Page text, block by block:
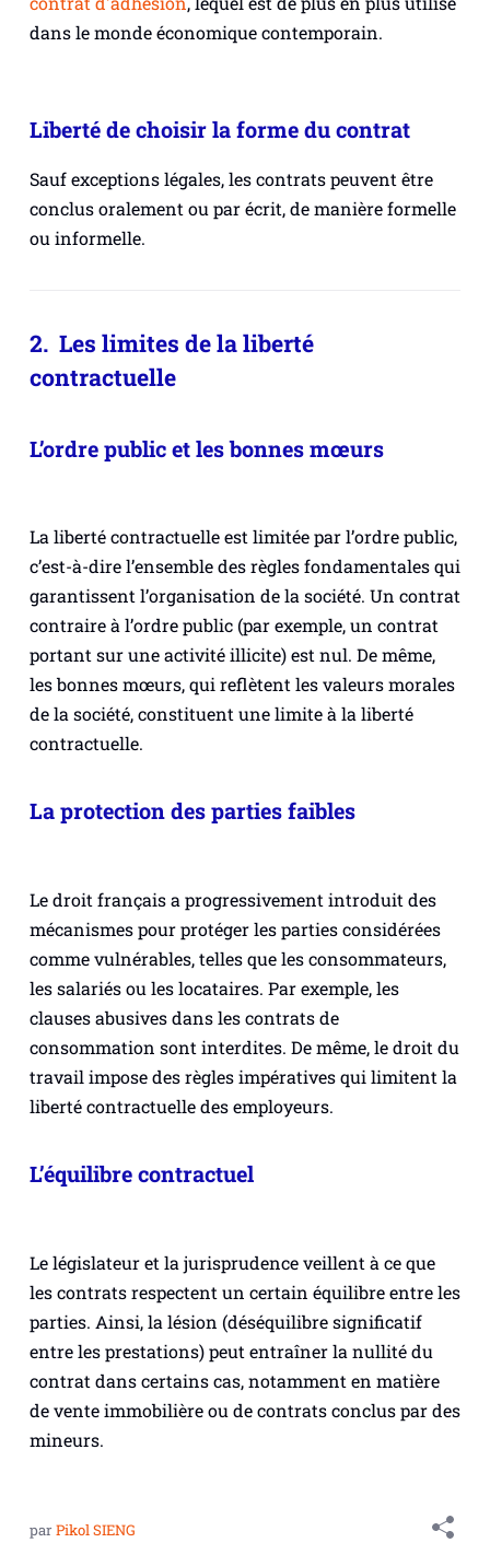
dans le monde économique contemporain.
Liberté de choisir la forme du contrat
Sauf exceptions légales, les contrats peuvent être
conclus oralement ou par écrit, de manière formelle
ou informelle.
2. Les limites de la liberté
contractuelle
L’ordre public et les bonnes mœurs
La liberté contractuelle est limitée par l’ordre public,
c’est-à-dire l’ensemble des règles fondamentales qui
garantissent l’organisation de la société. Un contrat
contraire à l’ordre public (par exemple, un contrat
portant sur une activité illicite) est nul. De même,
les bonnes mœurs, qui reflètent les valeurs morales
de la société, constituent une limite à la liberté
contractuelle.
La protection des parties faibles
Le droit français a progressivement introduit des
mécanismes pour protéger les parties considérées
comme vulnérables, telles que les consommateurs,
les salariés ou les locataires. Par exemple, les
clauses abusives dans les contrats de
consommation sont interdites. De même, le droit du
travail impose des règles impératives qui limitent la
liberté contractuelle des employeurs.
L’équilibre contractuel
Le législateur et la jurisprudence veillent à ce que
les contrats respectent un certain équilibre entre les
parties. Ainsi, la lésion (déséquilibre significatif
entre les prestations) peut entraîner la nullité du
contrat dans certains cas, notamment en matière
de vente immobilière ou de contrats conclus par des
mineurs.
par Pikol SIENG